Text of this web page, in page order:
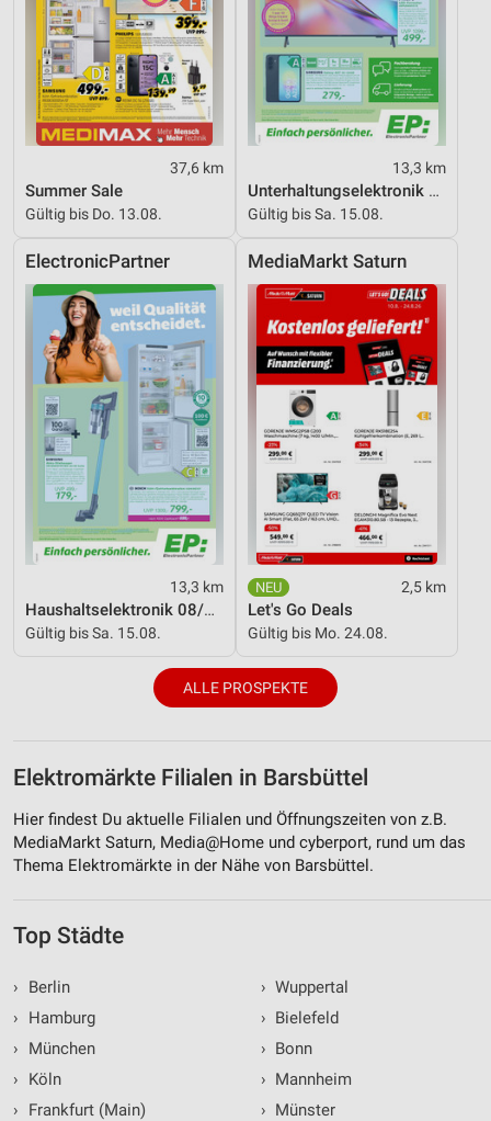
37,6 km
Summer Sale
Gültig bis Do. 13.08.
13,3 km
Unterhaltungselektronik 08/2026
Gültig bis Sa. 15.08.
ElectronicPartner
13,3 km
Haushaltselektronik 08/2026
Gültig bis Sa. 15.08.
MediaMarkt Saturn
2,5 km
Let's Go Deals
Gültig bis Mo. 24.08.
ALLE PROSPEKTE
Elektromärkte Filialen in Barsbüttel
Hier findest Du aktuelle Filialen und Öffnungszeiten von z.B.
MediaMarkt Saturn, Media@Home und cyberport, rund um das
Thema Elektromärkte in der Nähe von Barsbüttel.
Top Städte
›
Berlin
›
Hamburg
›
München
›
Köln
›
Frankfurt (Main)
› Wuppertal
› Bielefeld
› Bonn
› Mannheim
› Münster